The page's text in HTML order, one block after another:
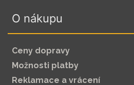
O nákupu
Ceny dopravy
Možnosti platby
Reklamace a vrácení